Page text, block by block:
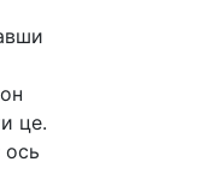
це.
ось